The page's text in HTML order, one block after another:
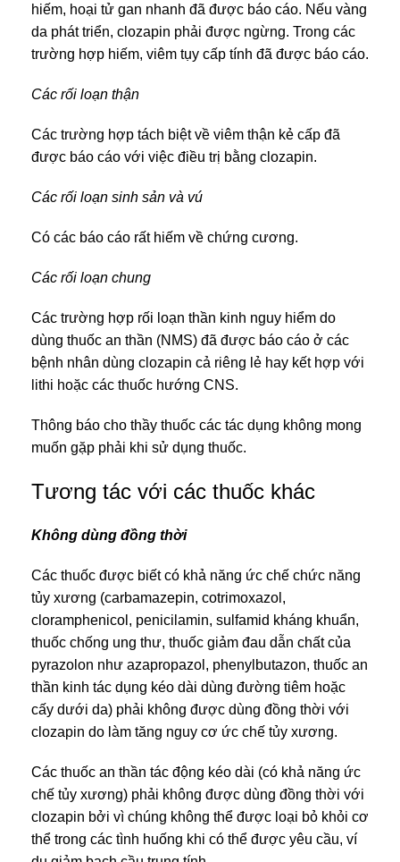
hiếm, hoại tử gan nhanh đã được báo cáo. Nếu vàng
da phát triển, clozapin phải được ngừng. Trong các
trường hợp hiếm, viêm tụy cấp tính đã được báo cáo.
Các rối loạn thận
Các trường hợp tách biệt về viêm thận kẻ cấp đã
được báo cáo với việc điều trị bằng clozapin.
Các rối loạn sinh sản và vú
Có các báo cáo rất hiếm về chứng cương.
Các rối loạn chung
Các trường hợp rối loạn thần kinh nguy hiểm do
dùng thuốc an thần (NMS) đã được báo cáo ở các
bệnh nhân dùng clozapin cả riêng lẻ hay kết hợp với
lithi hoặc các thuốc hướng CNS.
Thông báo cho thầy thuốc các tác dụng không mong
muốn gặp phải khi sử dụng thuốc.
Tương tác với các thuốc khác
Không dùng đồng thời
Các thuốc được biết có khả năng ức chế chức năng
tủy xương (carbamazepin, cotrimoxazol,
cloramphenicol, penicilamin, sulfamid kháng khuẩn,
thuốc chống ung thư, thuốc giảm đau dẫn chất của
pyrazolon như azapropazol, phenylbutazon, thuốc an
thần kinh tác dụng kéo dài dùng đường tiêm hoặc
cấy dưới da) phải không được dùng đồng thời với
clozapin do làm tăng nguy cơ ức chế tủy xương.
Các thuốc an thần tác động kéo dài (có khả năng ức
chế tủy xương) phải không được dùng đồng thời với
clozapin bởi vì chúng không thể được loại bỏ khỏi cơ
thể trong các tình huống khi có thể được yêu cầu, ví